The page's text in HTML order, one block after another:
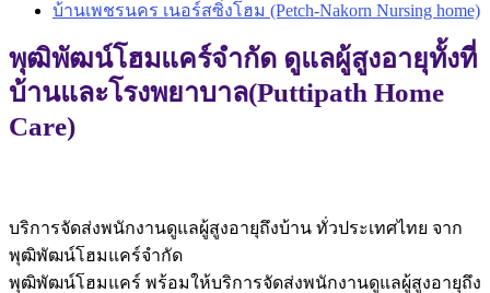
บ้านเพชรนคร เนอร์สซิ่งโฮม (Petch-Nakorn Nursing home)
พุฒิพัฒน์โฮมแคร์จำกัด ดูแลผู้สูงอายุทั้งที่
บ้านและโรงพยาบาล(Puttipath Home
Care)
บริการจัดส่งพนักงานดูแลผู้สูงอายุถึงบ้าน ทั่วประเทศไทย จาก
พุฒิพัฒน์โฮมแคร์จำกัด
พุฒิพัฒน์โฮมแคร์ พร้อมให้บริการจัดส่งพนักงานดูแลผู้สูงอายุถึง